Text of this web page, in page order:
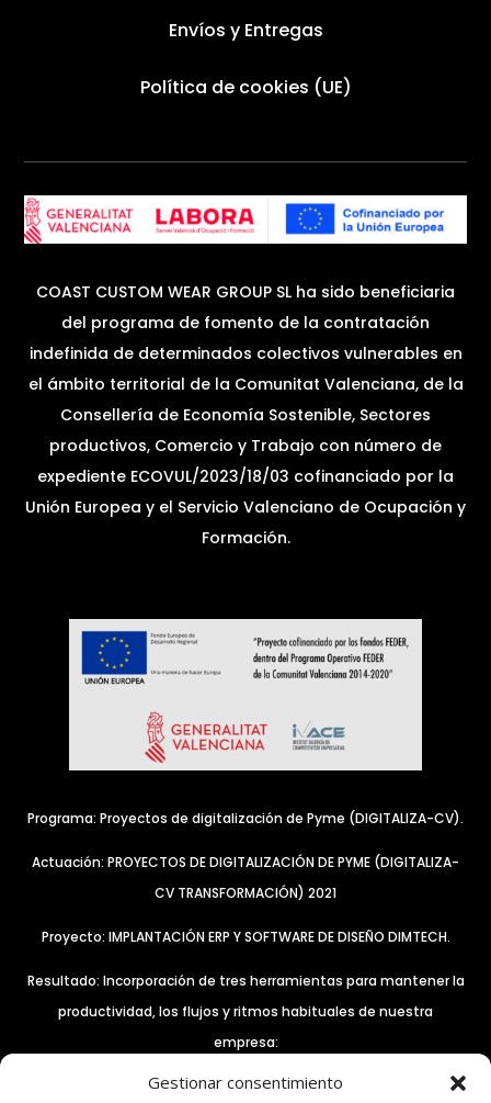
Gestionar consentimiento
Envíos y Entregas
Política de cookies (UE)
COAST CUSTOM WEAR GROUP SL ha sido beneficiaria
del programa de fomento de la contratación
indefinida de determinados colectivos vulnerables en
el ámbito territorial de la Comunitat Valenciana, de la
Consellería de Economía Sostenible, Sectores
productivos, Comercio y Trabajo con número de
expediente ECOVUL/2023/18/03 cofinanciado por la
Unión Europea y el Servicio Valenciano de Ocupación y
Formación.
Programa: Proyectos de digitalización de Pyme (DIGITALIZA-CV).
Actuación: PROYECTOS DE DIGITALIZACIÓN DE PYME (DIGITALIZA-
CV TRANSFORMACIÓN) 2021
Proyecto: IMPLANTACIÓN ERP Y SOFTWARE DE DISEÑO DIMTECH.
Resultado: Incorporación de tres herramientas para mantener la
productividad, los flujos y ritmos habituales de nuestra
empresa:
– El control remoto de equipos a través del software Anydesk.